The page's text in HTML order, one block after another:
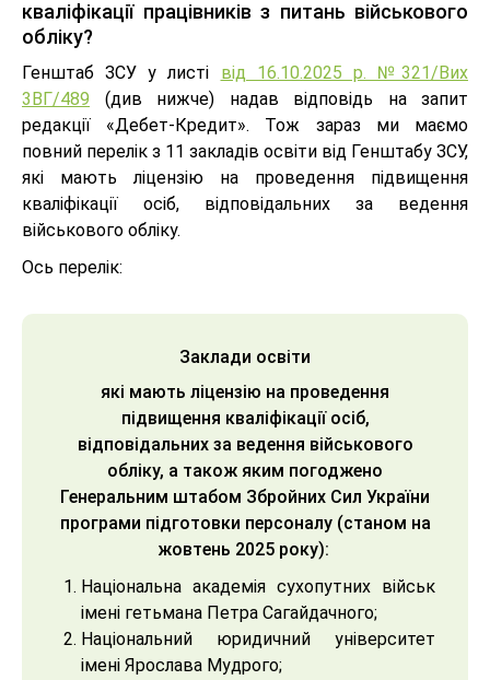
кваліфікації працівників з питань військового
обліку?
Генштаб ЗСУ у листі від 16.10.2025 р. №321/Вих
3ВГ/489 (див нижче) надав відповідь на запит
редакції «Дебет-Кредит». Тож зараз ми маємо
повний перелік з 11 закладів освіти від Генштабу ЗСУ,
які мають ліцензію на проведення підвищення
кваліфікації осіб, відповідальних за ведення
військового обліку.
Ось перелік:
Заклади освіти
які мають ліцензію на проведення
підвищення кваліфікації осіб,
відповідальних за ведення військового
обліку, а також яким погоджено
Генеральним штабом Збройних Сил України
програми підготовки персоналу (станом на
жовтень 2025 року):
Національна академія сухопутних військ
імені гетьмана Петра Сагайдачного;
Національний юридичний університет
імені Ярослава Мудрого;